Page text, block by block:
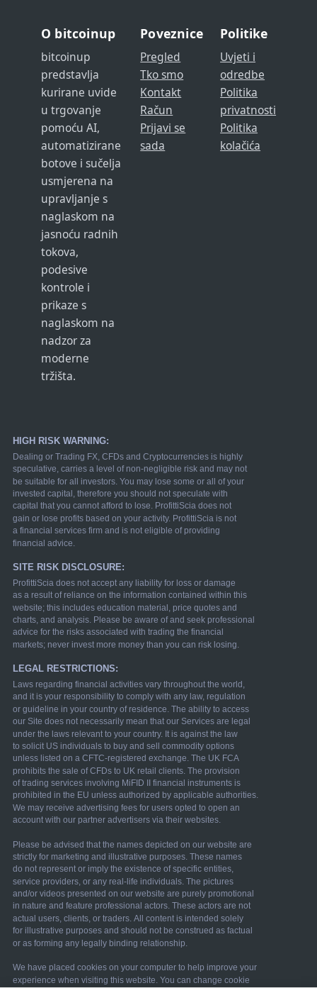
O bitcoinup
bitcoinup
predstavlja
kurirane uvide
u trgovanje
pomoću AI,
automatizirane
botove i sučelja
usmjerena na
upravljanje s
naglaskom na
jasnoću radnih
tokova,
podesive
kontrole i
prikaze s
naglaskom na
nadzor za
moderne
tržišta.
Poveznice
Pregled
Tko smo
Kontakt
Račun
Prijavi se
sada
Politike
Uvjeti i
odredbe
Politika
privatnosti
Politika
kolačića